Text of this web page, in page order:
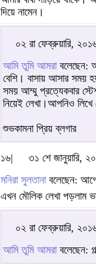
দিয়ে নামেন।
০২ রা ফেব্রুয়ারি,
আমি তুমি আমরাবলেছেন:
বেশি। বাসায় আসার সময়
সময় আম্মু প্রত্যেকবার
নিয়েই লেখা।আপনিও
শুভকামনা প্রিয় ব্লগার
১৬|
৩১ শে জানুয়ারি,
মনিরা সুলতানাবলেছেন: আগে
এখন মৌলিক লেখা পড়লাম
০২ রা ফেব্রুয়ারি,
আমি তুমি আমরাবলেছেন: